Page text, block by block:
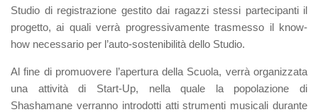
Studio di registrazione gestito dai ragazzi stessi partecipanti il
progetto, ai quali verrà progressivamente trasmesso il know-
how necessario per l’auto-sostenibilità dello Studio.
Al fine di promuovere l’apertura della Scuola, verrà organizzata
una attività di Start-Up, nella quale la popolazione di
Shashamane verranno introdotti atti strumenti musicali durante